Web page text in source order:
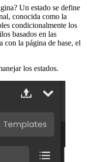
Un estado se define
conocida como la
condicionalmente los
basados en las
con la página de base, el
los estados.